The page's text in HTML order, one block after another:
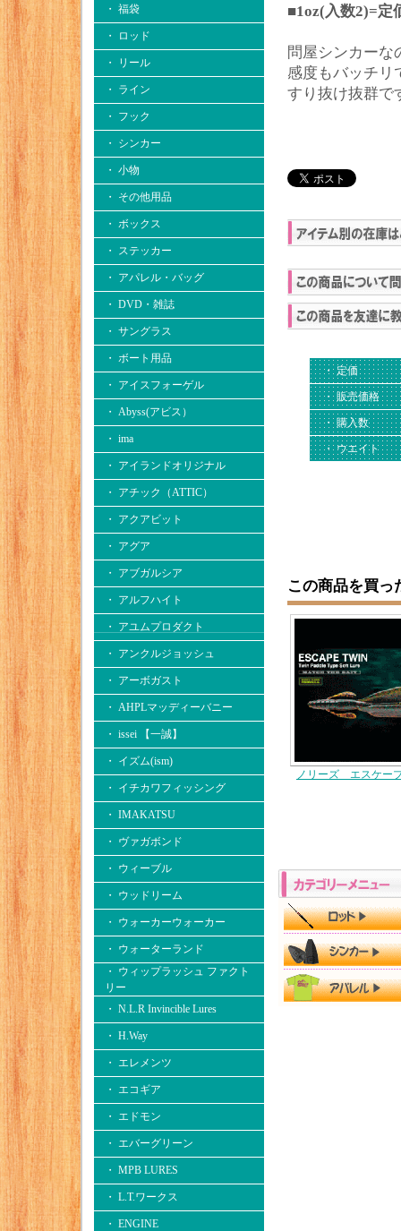
・ 福袋
・ ロッド
・ リール
・ ライン
・ フック
・ シンカー
・ 小物
・ その他用品
・ ボックス
・ ステッカー
・ アパレル・バッグ
・ DVD・雑誌
・ サングラス
・ ボート用品
・ アイスフォーゲル
・ Abyss(アビス）
・ ima
・ アイランドオリジナル
・ アチック（ATTIC）
・ アクアビット
・ アグア
・ アブガルシア
・ アルフハイト
・ アユムプロダクト
・ アンクルジョッシュ
・ アーボガスト
・ AHPLマッディーバニー
・ issei 【一誠】
・ イズム(ism)
・ イチカワフィッシング
・ IMAKATSU
・ ヴァガボンド
・ ウィーブル
・ ウッドリーム
・ ウォーカーウォーカー
・ ウォーターランド
・ ウィップラッシュ ファクト
リー
・ N.L.R Invincible Lures
・ H.Way
・ エレメンツ
・ エコギア
・ エドモン
・ エバーグリーン
・ MPB LURES
・ L.T.ワークス
・ ENGINE
■1oz(入数2)=
問屋シンカーな
感度もバッチリ
すり抜け抜群で
・ 定価
・ 販売価格
・ 購入数
・ ウエイト
この商品を買っ
ノリーズ エスケー